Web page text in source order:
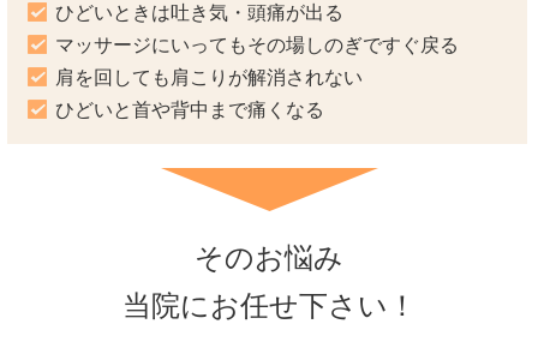
ひどいときは吐き気・頭痛が出る
マッサージにいってもその場しのぎですぐ戻る
肩を回しても肩こりが解消されない
ひどいと首や背中まで痛くなる
そのお悩み
当院にお任せ下さい！